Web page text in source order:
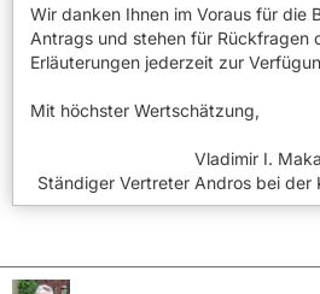
Wir danken Ihnen im Voraus für die
Antrags und stehen für Rückfragen
Erläuterungen jederzeit zur
Mit höchster Wertschätzung,
Vladimir I.
Ständiger Vertreter Andros bei der